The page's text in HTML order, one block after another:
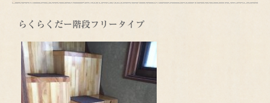
らくらくだー階段フリータイプ